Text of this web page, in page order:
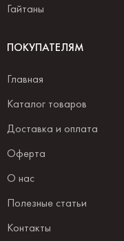
Гайтаны
ПОКУПАТЕЛЯМ
Главная
Каталог товаров
Доставка и оплата
Оферта
О нас
Полезные статьи
Контакты